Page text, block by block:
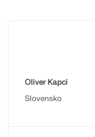
Oliver Kapci
Slovensko